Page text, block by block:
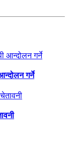
गर्ने